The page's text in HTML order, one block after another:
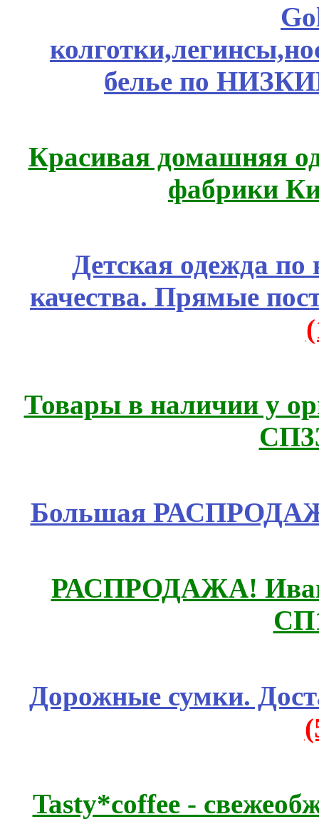
белье по
Красивая домашняя
фабрики
Детская одежда
качества. Прямые
Товары в наличии у
Большая
РАСПРОДАЖА!
Дорожные сумки.
Tasty*coffee -